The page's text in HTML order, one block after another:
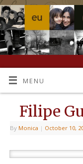
MENU
Filipe
By Monica | October 10,